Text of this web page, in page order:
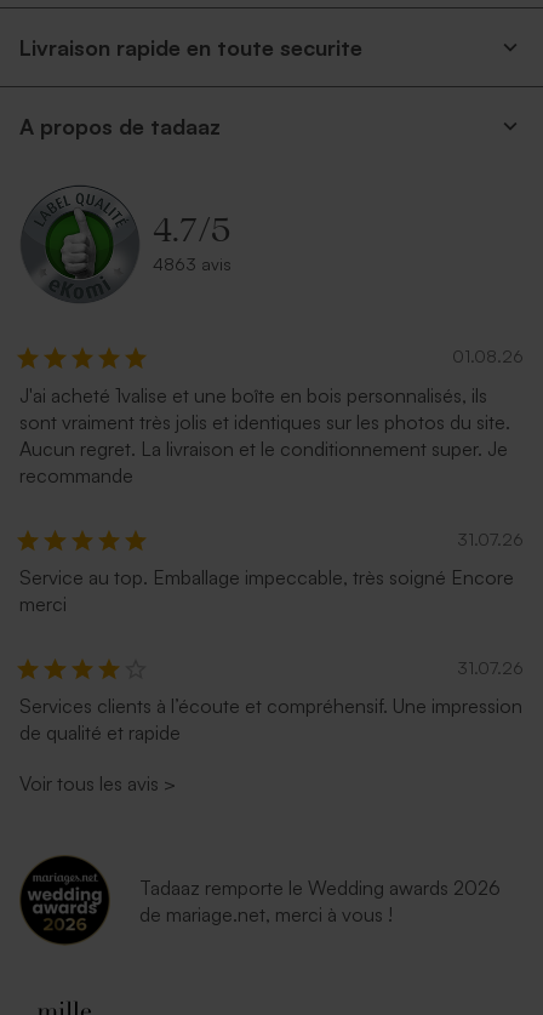
Livraison rapide en toute securite
A propos de tadaaz
4.7/5
4863 avis
01.08.26
J'ai acheté 1valise et une boîte en bois personnalisés, ils
sont vraiment très jolis et identiques sur les photos du site.
Aucun regret. La livraison et le conditionnement super. Je
recommande
31.07.26
Service au top. Emballage impeccable, très soigné Encore
merci
31.07.26
Services clients à l’écoute et compréhensif. Une impression
de qualité et rapide
Voir tous les avis >
Tadaaz remporte le Wedding awards 2026
de mariage.net, merci à vous !